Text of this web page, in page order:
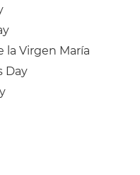
la Virgen María
Day